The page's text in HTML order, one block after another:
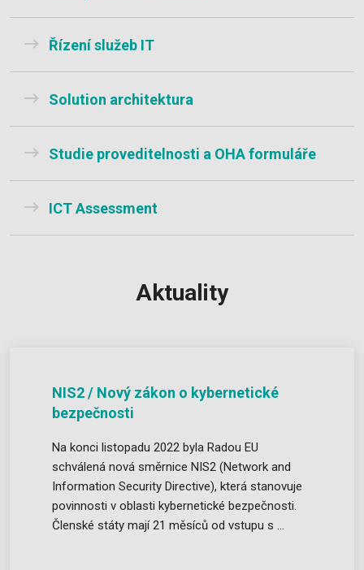
Řízení služeb IT
Solution architektura
Studie proveditelnosti a OHA formuláře
ICT Assessment
Aktuality
NIS2 / Nový zákon o kybernetické
bezpečnosti
Na konci listopadu 2022 byla Radou EU
schválená nová směrnice NIS2 (Network and
Information Security Directive), která stanovuje
povinnosti v oblasti kybernetické bezpečnosti.
Členské státy mají 21 měsíců od vstupu s ...